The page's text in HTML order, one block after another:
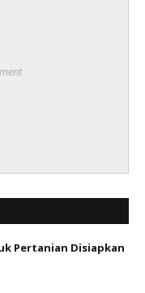
Pertanian Disiapkan